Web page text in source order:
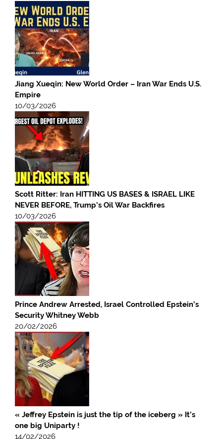
Jiang Xueqin: New World Order – Iran War Ends U.S.
Empire
10/03/2026
Scott Ritter: Iran HITTING US BASES & ISRAEL LIKE
NEVER BEFORE, Trump’s Oil War Backfires
10/03/2026
Prince Andrew Arrested, Israel Controlled Epstein’s
Security Whitney Webb
20/02/2026
« Jeffrey Epstein is just the tip of the iceberg » It’s
one big Uniparty !
14/02/2026